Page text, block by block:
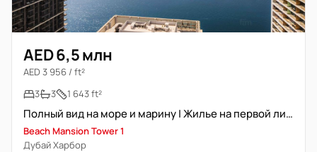
AED 6,5 млн
AED 3 956 / ft²
3
3 1 643 ft²
Полный вид на море и марину | Жилье на первой линии пляжа
Beach Mansion Tower 1
Дубай Харбор